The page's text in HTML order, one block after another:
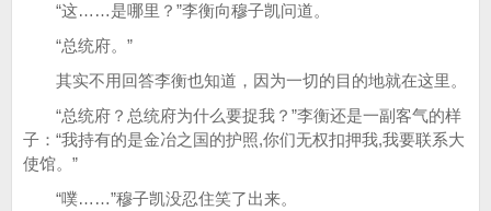
“这……是哪里？”李衡向穆子凯问道。
“总统府。”
其实不用回答李衡也知道，因为一切的目的地就在这里。
“总统府？总统府为什么要捉我？”李衡还是一副客气的样
子：“我持有的是金冶之国的护照,你们无权扣押我,我要联系大
使馆。”
“噗……”穆子凯没忍住笑了出来。